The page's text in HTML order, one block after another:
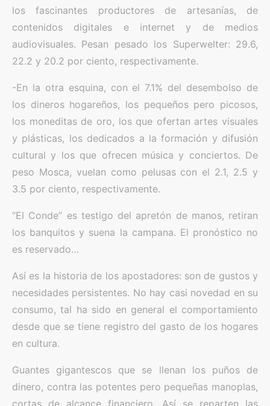
los fascinantes productores de artesanías, de
contenidos digitales e internet y de medios
audiovisuales. Pesan pesado los Superwelter: 29.6,
22.2 y 20.2 por ciento, respectivamente.
-En la otra esquina, con el 7.1% del desembolso de
los dineros hogareños, los pequeños pero picosos,
los moneditas de oro, los que ofertan artes visuales
y plásticas, los dedicados a la formación y difusión
cultural y los que ofrecen música y conciertos. De
peso Mosca, vuelan como pelusas con el 2.1, 2.5 y
3.5 por ciento, respectivamente.
“El Conde” es testigo del apretón de manos, retiran
los banquitos y suena la campana. El pronóstico no
es reservado…
Así es la historia de los apostadores: son de gustos y
necesidades persistentes. No hay casi novedad en su
consumo, tal ha sido en general el comportamiento
desde que se tiene registro del gasto de los hogares
en cultura.
Guantes gigantescos que se llenan los puños de
dinero, contra las potentes pero pequeñas manoplas,
cortas de alcance financiero. Así se reparten las